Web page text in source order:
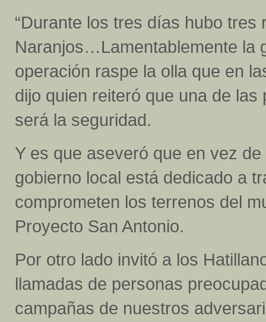
“Durante los tres días hubo
Naranjos…Lamentablemente la
operación raspe la olla que en
dijo quien reiteró que una de
será la seguridad.
Y es que aseveró que en vez
gobierno local está dedicado a
comprometen los terrenos del
Proyecto San Antonio.
Por otro lado invitó a los
llamadas de personas
campañas de nuestros